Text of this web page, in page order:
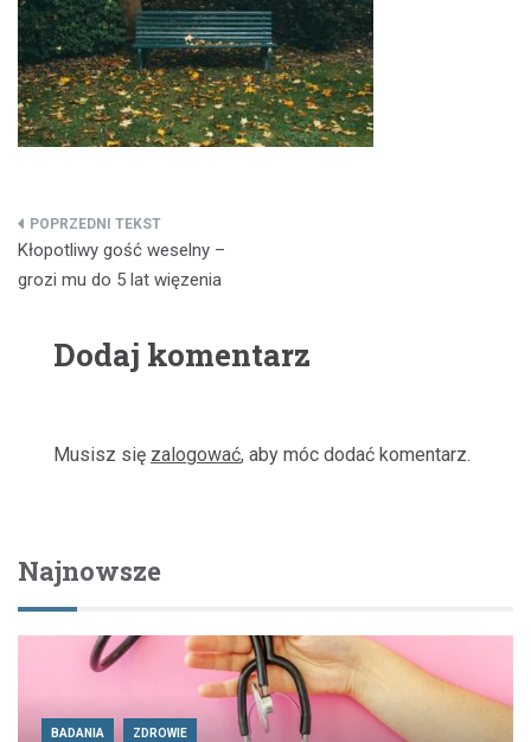
Nawigacja
wpisu
Kłopotliwy gość weselny –
grozi mu do 5 lat więzenia
Dodaj komentarz
Musisz się zalogować, aby móc dodać komentarz.
Najnowsze
BADANIA ZDROWIE